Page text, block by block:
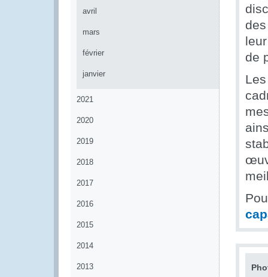
avril
mars
février
janvier
2021
2020
2019
2018
2017
2016
2015
2014
2013
de